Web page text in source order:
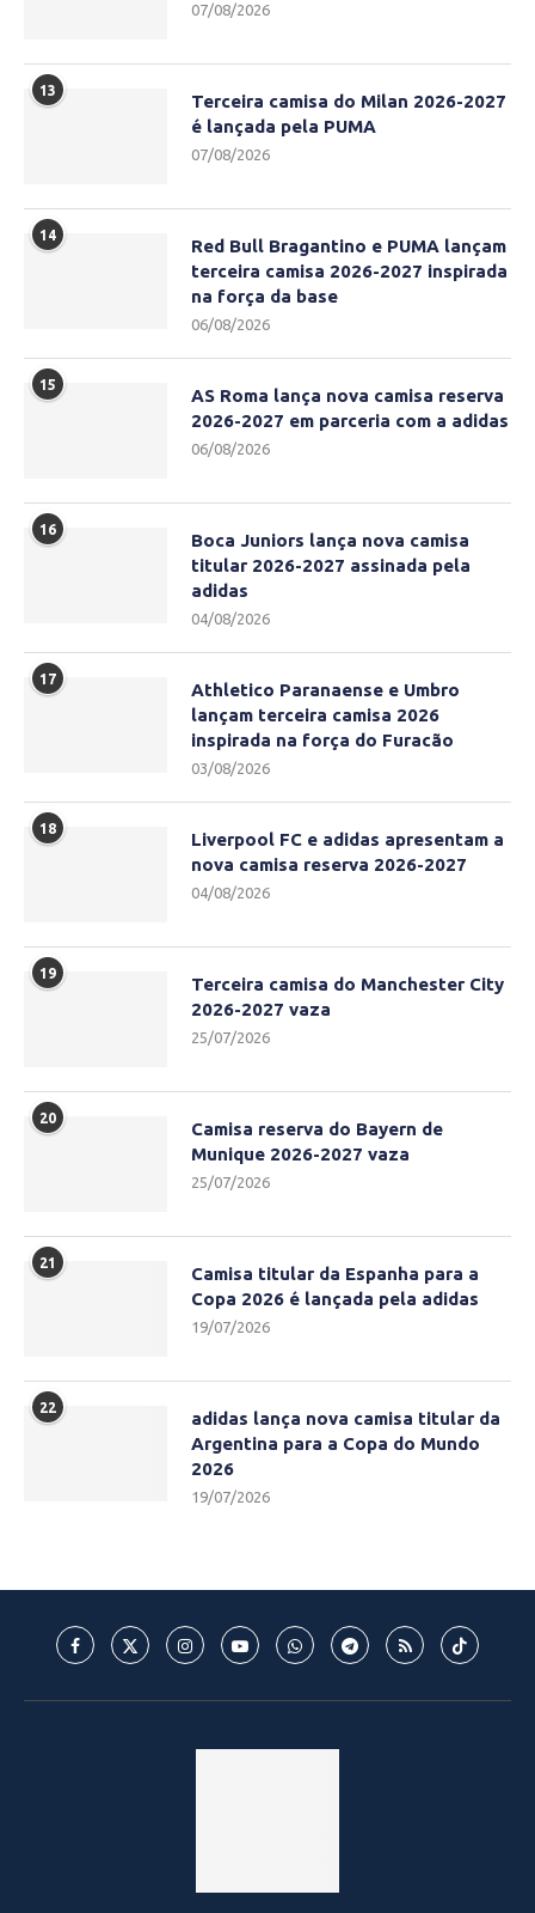
07/08/2026
13
Terceira camisa do Milan 2026-2027
é lançada pela PUMA
07/08/2026
14
Red Bull Bragantino e PUMA lançam
terceira camisa 2026-2027 inspirada
na força da base
06/08/2026
15
AS Roma lança nova camisa reserva
2026-2027 em parceria com a adidas
06/08/2026
16
Boca Juniors lança nova camisa
titular 2026-2027 assinada pela
adidas
04/08/2026
17
Athletico Paranaense e Umbro
lançam terceira camisa 2026
inspirada na força do Furacão
03/08/2026
18
Liverpool FC e adidas apresentam a
nova camisa reserva 2026-2027
04/08/2026
19
Terceira camisa do Manchester City
2026-2027 vaza
25/07/2026
20
Camisa reserva do Bayern de
Munique 2026-2027 vaza
25/07/2026
21
Camisa titular da Espanha para a
Copa 2026 é lançada pela adidas
19/07/2026
22
adidas lança nova camisa titular da
Argentina para a Copa do Mundo
2026
19/07/2026